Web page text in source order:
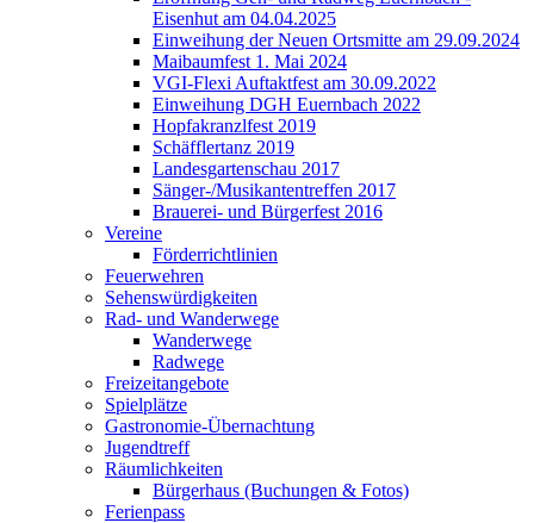
Eisenhut am 04.04.2025
Einweihung der Neuen Ortsmitte am 29.09.2024
Maibaumfest 1. Mai 2024
VGI-Flexi Auftaktfest am 30.09.2022
Einweihung DGH Euernbach 2022
Hopfakranzlfest 2019
Schäfflertanz 2019
Landesgartenschau 2017
Sänger-/Musikantentreffen 2017
Brauerei- und Bürgerfest 2016
Vereine
Förderrichtlinien
Feuerwehren
Sehenswürdigkeiten
Rad- und Wanderwege
Wanderwege
Radwege
Freizeitangebote
Spielplätze
Gastronomie-Übernachtung
Jugendtreff
Räumlichkeiten
Bürgerhaus (Buchungen & Fotos)
Ferienpass